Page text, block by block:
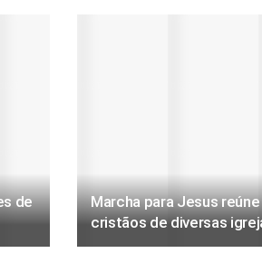
de
Marcha para Jesus
cristãos de diversas